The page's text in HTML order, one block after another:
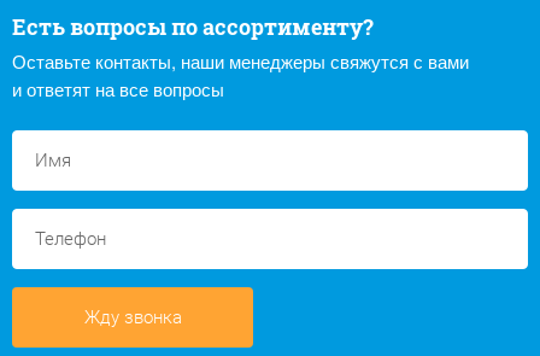
Есть вопросы по ассортименту?
Оставьте контакты, наши менеджеры свяжутся с вами
и ответят на все вопросы
Жду звонка